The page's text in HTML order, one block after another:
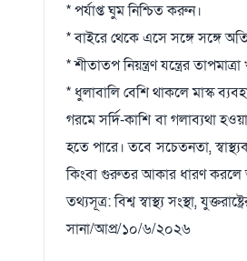
* পর্যাপ্ত ঘুম নিশ্চিত করুন।
* বাইরে থেকে এসে সঙ্গে সঙ্গে
* শীতাতপ নিয়ন্ত্রণ যন্ত্রের
* ধুলাবালি বেশি থাকলে মাস্ক
গরমে সর্দি-কাশি বা গলাব্যথা
হতে পারে। তবে সচেতনতা,
কিংবা গুরুতর আকার ধারণ করলে
তথ্যসূত্র: বিশ্ব স্বাস্থ্য সংস্থা,
সানা/আপ্র/১০/৬/২০২৬